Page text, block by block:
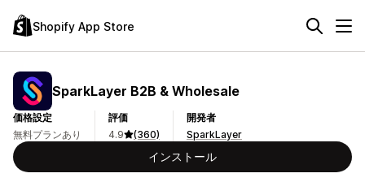
Shopify App Store
SparkLayer B2B & Wholesale
価格設定
無料プランあり
評価
4.9
(360)
開発者
SparkLayer
インストール